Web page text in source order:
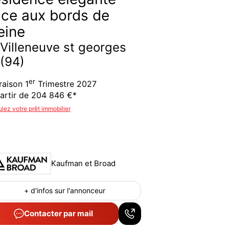
aux bords de
Villeneuve st georges
(94)
1er Trimestre 2027
de 204 846 €*
votre prêt immobilier
Kaufman et Broad
+ d'infos sur l'annonceur
Contacter par mail